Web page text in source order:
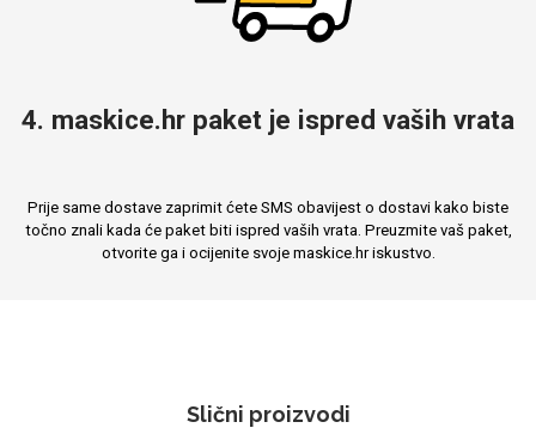
4. maskice.hr paket je ispred vaših vrata
Prije same dostave zaprimit ćete SMS obavijest o dostavi kako biste
točno znali kada će paket biti ispred vaših vrata. Preuzmite vaš paket,
otvorite ga i ocijenite svoje maskice.hr iskustvo.
Slični proizvodi